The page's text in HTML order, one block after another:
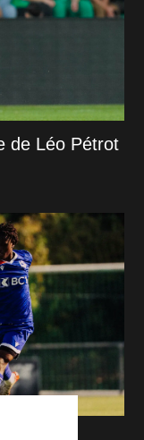
de Léo Pétrot